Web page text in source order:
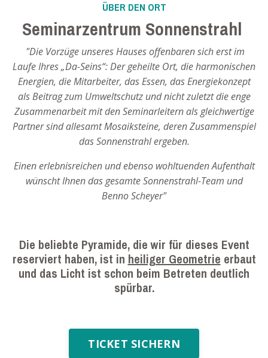
ÜBER DEN ORT
Seminarzentrum Sonnenstrahl
"Die Vorzüge unseres Hauses offenbaren sich erst im
Laufe Ihres „Da-Seins“: Der geheilte Ort, die harmonischen
Energien, die Mitarbeiter, das Essen, das Energiekonzept
als Beitrag zum Umweltschutz und nicht zuletzt die enge
Zusammenarbeit mit den Seminarleitern als gleichwertige
Partner sind allesamt Mosaiksteine, deren Zusammenspiel
das Sonnenstrahl ergeben.
Einen erlebnisreichen und ebenso wohltuenden Aufenthalt
wünscht Ihnen das gesamte Sonnenstrahl-Team und
Benno Scheyer"
Die beliebte Pyramide, die wir für dieses Event
reserviert haben, ist in heiliger Geometrie erbaut
und das Licht ist schon beim Betreten deutlich
spürbar.
TICKET SICHERN